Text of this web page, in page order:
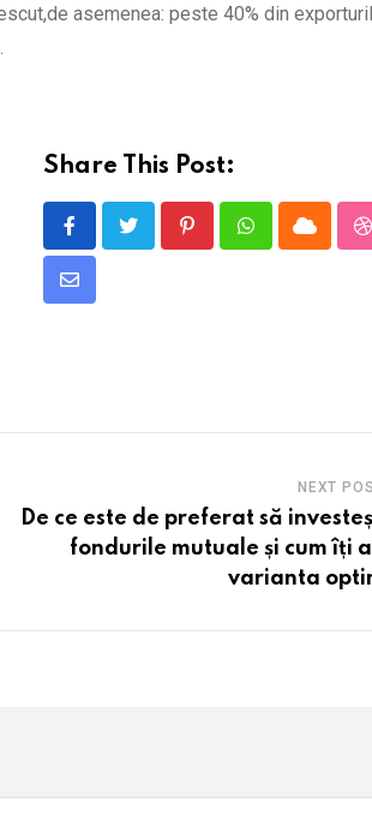
asemenea: peste 40% din
Share This Post:
PinterestWhatsappCloud
Share
NEXT
De ce este de preferat să
fondurile mutuale și cum îți
varianta